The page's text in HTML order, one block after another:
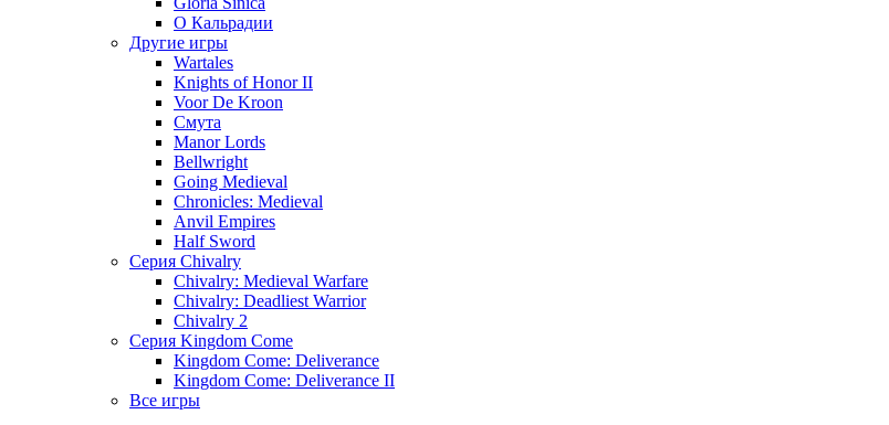
О Кальрадии
Другие игры
Wartales
Knights of Honor II
Voor De Kroon
Смута
Manor Lords
Bellwright
Going Medieval
Chronicles: Medieval
Anvil Empires
Half Sword
Серия Chivalry
Chivalry: Medieval Warfare
Chivalry: Deadliest Warrior
Chivalry 2
Серия Kingdom Come
Kingdom Come: Deliverance
Kingdom Come: Deliverance II
Все игры